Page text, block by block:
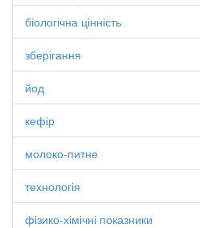
біологічна цінність
зберігання
йод
кефір
молоко-питне
технологія
фізико-хімічні показники